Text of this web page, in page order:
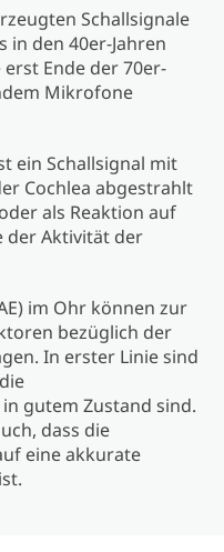
Schallsignale
den 40er-Jahren
Ende der 70er-
Mikrofone
ein Schallsignal mit
Cochlea abgestrahlt
als Reaktion auf
der Aktivität der
im Ohr können zur
bezüglich der
In erster Linie sind
gutem Zustand sind.
dass die
eine akkurate